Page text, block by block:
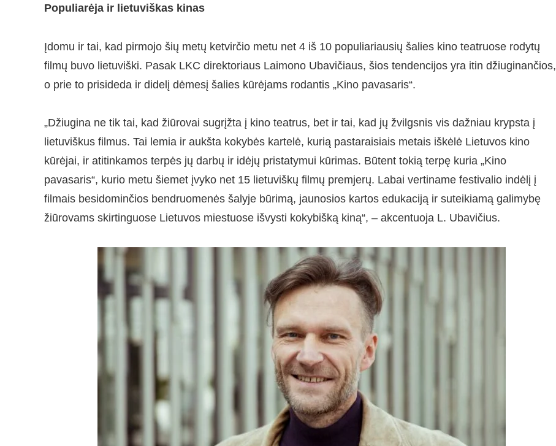
Populiarėja ir lietuviškas kinas
Įdomu ir tai, kad pirmojo šių metų ketvirčio metu net 4 iš 10 populiariausių šalies kino teatruose rodytų
filmų buvo lietuviški. Pasak LKC direktoriaus Laimono Ubavičiaus, šios tendencijos yra itin džiuginančios,
o prie to prisideda ir didelį dėmesį šalies kūrėjams rodantis „Kino pavasaris“.
„Džiugina ne tik tai, kad žiūrovai sugrįžta į kino teatrus, bet ir tai, kad jų žvilgsnis vis dažniau krypsta į
lietuviškus filmus. Tai lemia ir aukšta kokybės kartelė, kurią pastaraisiais metais iškėlė Lietuvos kino
kūrėjai, ir atitinkamos terpės jų darbų ir idėjų pristatymui kūrimas. Būtent tokią terpę kuria „Kino
pavasaris“, kurio metu šiemet įvyko net 15 lietuviškų filmų premjerų. Labai vertiname festivalio indėlį į
filmais besidominčios bendruomenės šalyje būrimą, jaunosios kartos edukaciją ir suteikiamą galimybę
žiūrovams skirtinguose Lietuvos miestuose išvysti kokybišką kiną“, – akcentuoja L. Ubavičius.